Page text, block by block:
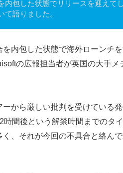
内包した状態でリリースを迎えて
て語りました。
を内包した状態で海外ローンチ
の広報担当者が英国の大手メ
ーから厳しい批判を受けている
時間後という解禁時間までのタ
く、それが今回の不具合と絡ん